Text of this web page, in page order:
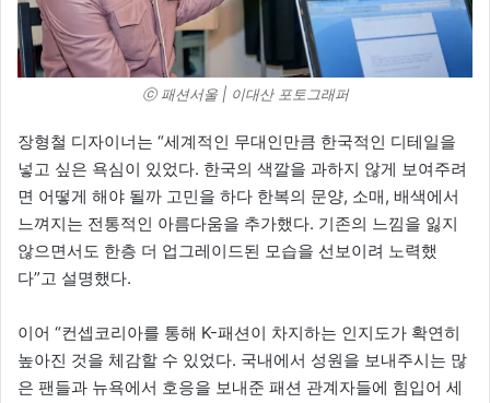
ⓒ 패션서울 | 이대산 포토그래퍼
장형철 디자이너는 “세계적인 무대인만큼 한국적인 디테일을
넣고 싶은 욕심이 있었다. 한국의 색깔을 과하지 않게 보여주려
면 어떻게 해야 될까 고민을 하다 한복의 문양, 소매, 배색에서
느껴지는 전통적인 아름다움을 추가했다. 기존의 느낌을 잃지
않으면서도 한층 더 업그레이드된 모습을 선보이려 노력했
다”고 설명했다.
이어 “컨셉코리아를 통해 K-패션이 차지하는 인지도가 확연히
높아진 것을 체감할 수 있었다. 국내에서 성원을 보내주시는 많
은 팬들과 뉴욕에서 호응을 보내준 패션 관계자들에 힘입어 세